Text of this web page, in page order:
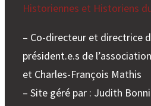
Historiennes et Historiens
– Co-directeur et directrice
président.e.s de
et Charles-François Mathis
– Site géré par : Judith